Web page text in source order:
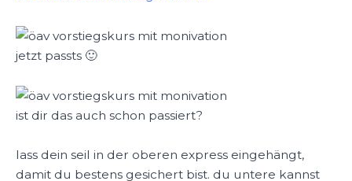
jetzt passts 🙂
ist dir das auch schon passiert?
lass dein seil in der oberen express eingehängt,
damit du bestens gesichert bist. du untere kannst